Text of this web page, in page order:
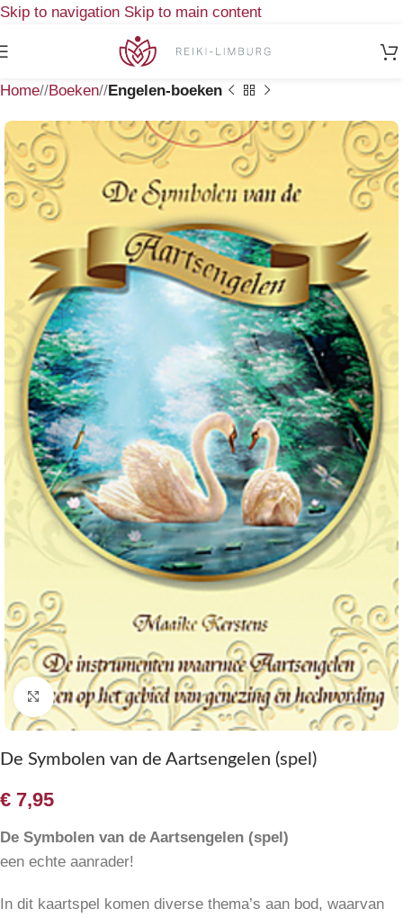
Skip to navigation Skip to main content
Home/ Boeken/ Engelen-boeken
Klik om te vergroten
De Symbolen van de Aartsengelen (spel)
€ 7,95
De Symbolen van de Aartsengelen (spel)
een echte aanrader!
In dit kaartspel komen diverse thema’s aan bod, waarvan